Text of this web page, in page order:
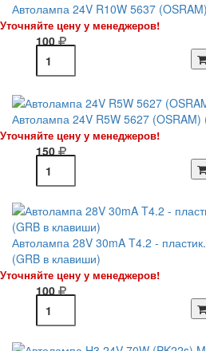
Автолампа 24V R10W 5637
Уточняйте цену у менеджеров!
100
Автолампа 24V R5W 5627 (OSRAM)
Уточняйте цену у менеджеров!
150
Автолампа 28V 30mA T4.2 -
(GRB в клавиши)
Уточняйте цену у менеджеров!
100